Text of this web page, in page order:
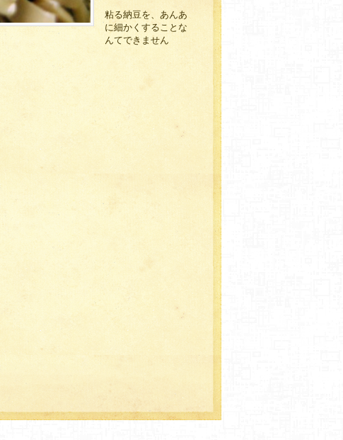
粘る納豆を、あんあ
に細かくすることな
んてできません